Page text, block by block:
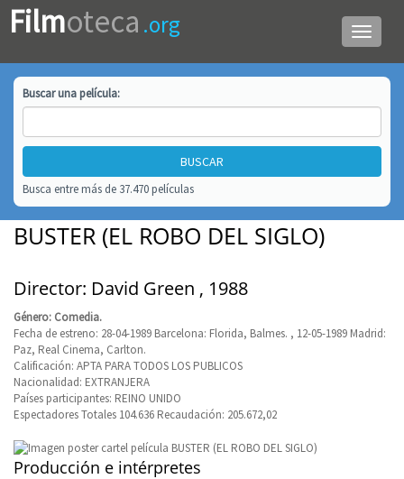
Menú
de
Filmoteca .org
Buscar unapelícula:
Busca entre más de 37.470 películas
BUSTER (EL ROBO DEL SIGLO)
Director: David Green , 1988
Género: Comedia.
Fecha de estreno: 28-04-1989 Barcelona: Florida, Balmes. , 12-05-1989 Madrid:
Paz, Real Cinema, Carlton.
Calificación: APTA PARA TODOS LOS PUBLICOS
Nacionalidad: EXTRANJERA
Países participantes: REINO UNIDO
Espectadores Totales 104.636 Recaudación: 205.672,02
Producción e intérpretes